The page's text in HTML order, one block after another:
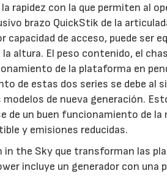
rapidez con la que permiten al
brazo QuickStik de la
de acceso, puede ser
altura. El peso contenido, el
de la plataforma en
de estas dos series se debe al
de nueva generación.
de un buen funcionamiento de la
y emisiones reducidas.
the Sky que transforman las
incluye un generador con una